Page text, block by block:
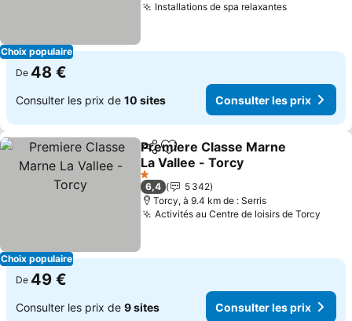
Choix populaire
Installations de spa relaxantesConsulter
De 48 €
Consulter les prix de 10 sites Consulter les prix
Choix populaire
PartagerAjouter à mes favoris
Premiere Classe Marne
La Vallee - Torcy
Consulter les prix
1 Étoiles
6,4
5 342
Torcy, à 9.4 km de : Serris
Activités au Centre de loisirs de Torcy
De 49 €
Consulter les prix de 9 sites Consulter les prix